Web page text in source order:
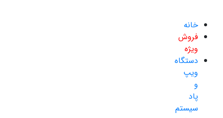
خانه
فروش
ویژه
دستگاه
ویپ
و
پاد
سیستم